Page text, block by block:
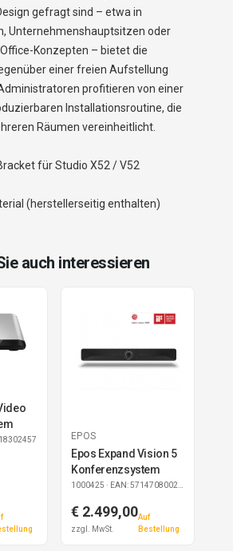
gefragt sind – etwa in
Unternehmenshauptsitzen oder
Konzepten – bietet die
einer freien Aufstellung
profitieren von einer
Installationsroutine, die
Räumen vereinheitlicht.
für Studio X52 / V52
(herstellerseitig enthalten)
auch interessieren
EPOS
Epos Expand Vision 5
Konferenzsystem
1000425 · EAN: 5714708002260
€ 2.499,00
zzgl. MwSt.
Auf
Bestellung